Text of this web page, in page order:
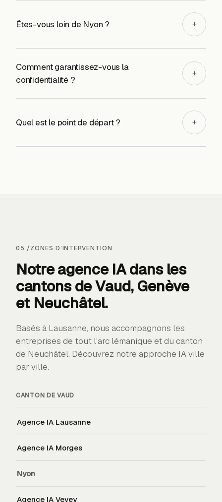
Êtes-vous loin de Nyon ? +
Comment garantissez-vous la
confidentialité ?
+
Quel est le point de départ ? +
05 /ZONES D’INTERVENTION
Notre agence IA dans les
cantons deVaud, Genève
et Neuchâtel.
Basés à Lausanne, nous accompagnons les
entreprises de tout l’arc lémanique et du canton
de Neuchâtel. Découvrez notre approche IA ville
par ville.
CANTON DEVAUD
Agence IA Lausanne
Agence IA Morges
Nyon
Agence IA Vevey